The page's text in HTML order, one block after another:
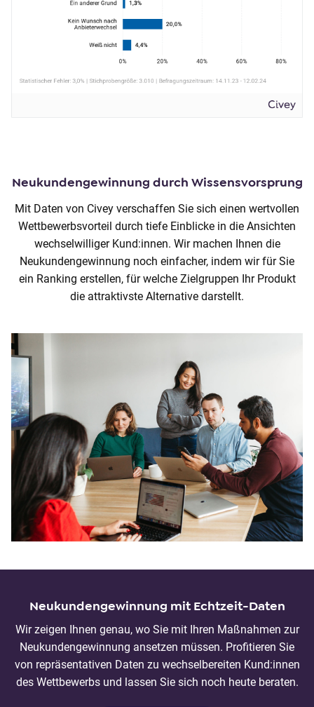
Neukundengewinnung durch Wissensvorsprung
Mit Daten von Civey verschaffen Sie sich einen wertvollen
Wettbewerbsvorteil durch tiefe Einblicke in die Ansichten
wechselwilliger Kund:innen. Wir machen Ihnen die
Neukundengewinnung noch einfacher, indem wir für Sie
ein Ranking erstellen, für welche Zielgruppen Ihr Produkt
die attraktivste Alternative darstellt.
Neukundengewinnung mit Echtzeit-Daten
Wir zeigen Ihnen genau, wo Sie mit Ihren Maßnahmen zur
Neukundengewinnung ansetzen müssen. Profitieren Sie
von repräsentativen Daten zu wechselbereiten Kund:innen
des Wettbewerbs und lassen Sie sich noch heute beraten.